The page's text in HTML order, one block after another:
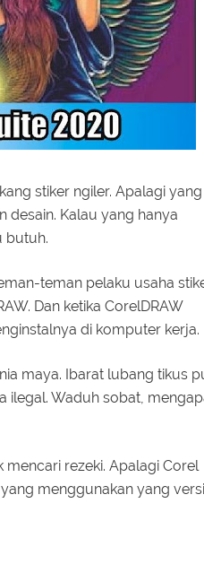
stiker ngiler. Apalagi
desain. Kalau yang hanya
butuh.
teman pelaku usaha
Dan ketika CorelDRAW
di komputer kerja.
maya. Ibarat lubang tikus
ilegal. Waduh sobat,
rezeki. Apalagi Corel
menggunakan yang versi